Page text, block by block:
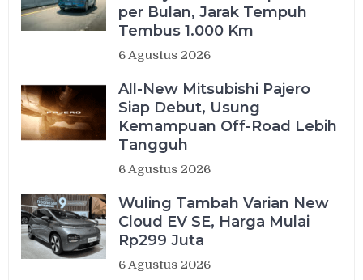
per Bulan, Jarak Tempuh
Tembus 1.000 Km
6 Agustus 2026
All-New Mitsubishi Pajero
Siap Debut, Usung
Kemampuan Off-Road Lebih
Tangguh
6 Agustus 2026
Wuling Tambah Varian New
Cloud EV SE, Harga Mulai
Rp299 Juta
6 Agustus 2026